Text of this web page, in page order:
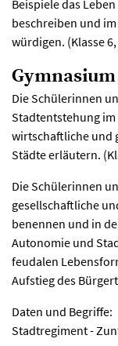
Beispiele das
beschreiben und
würdigen. (Klasse 6,
Gymnasium
Die Schülerinnen
Stadtentstehung
wirtschaftliche und
Städte erläutern.
Die Schülerinnen
gesellschaftliche
benennen und in
Autonomie und
feudalen
Aufstieg des
Daten und Begriffe:
Stadtregiment -